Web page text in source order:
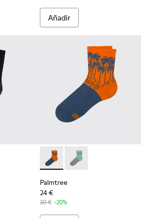
Añadir
Palmtree - CA023-002 -
Palmtree - CA023-
Palmtree
24 €
30 € -20%